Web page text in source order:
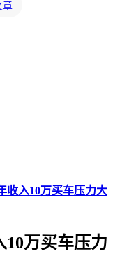
章
收入10万买车压力大
10万买车压力